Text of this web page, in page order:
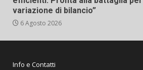
variazione di bilancio”
6 Agosto 2026
Info e Contatti